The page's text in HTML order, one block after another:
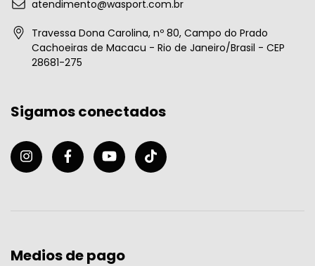
atendimento@wasport.com.br
Travessa Dona Carolina, nº 80, Campo do Prado
Cachoeiras de Macacu - Rio de Janeiro/Brasil - CEP
28681-275
Sigamos conectados
Medios de pago